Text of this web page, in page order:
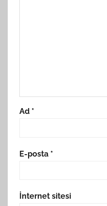
Ad *
E-posta *
İnternet sitesi